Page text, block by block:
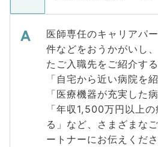
医師専任のキャリアパ
件などをおうかがいし
たご入職先をご紹介す
「自宅から近い病院を
「医療機器が充実した
「年収1,500万円以上
る」など、さまざまな
ートナーにお伝えくだ